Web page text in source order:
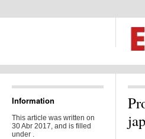
Information
This article was written on
30 Abr 2017, and is filled
under .